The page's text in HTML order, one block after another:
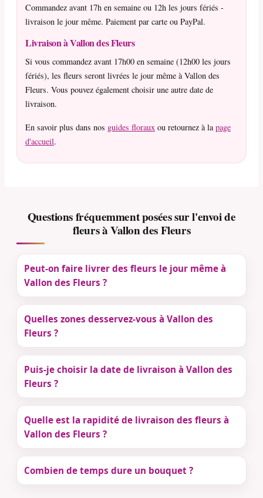
Commandez avant 17h en semaine ou 12h les jours fériés -
livraison le jour même. Paiement par carte ou PayPal.
Livraison à Vallon des Fleurs
Si vous commandez avant 17h00 en semaine (12h00 les jours
fériés), les fleurs seront livrées le jour même à Vallon des
Fleurs. Vous pouvez également choisir une autre date de
livraison.
En savoir plus dans nos guides floraux ou retournez à lapage
d'accueil.
Questions fréquemment posées sur l'envoi de
fleurs à Vallon des Fleurs
Peut-on faire livrer des fleurs le jour même à
Vallon des Fleurs ?
Quelles zones desservez-vous à Vallon des
Fleurs ?
Puis-je choisir la date de livraison à Vallon des
Fleurs ?
Quelle est la rapidité de livraison des fleurs à
Vallon des Fleurs ?
Combien de temps dure un bouquet ?